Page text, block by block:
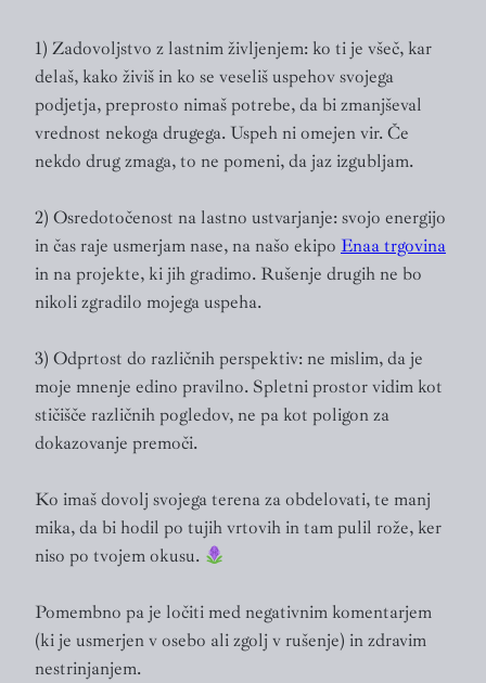
1) Zadovoljstvo z lastnim življenjem: ko ti je všeč, kar
delaš, kako živiš in ko se veseliš uspehov svojega
podjetja, preprosto nimaš potrebe, da bi zmanjševal
vrednost nekoga drugega. Uspeh ni omejen vir. Če
nekdo drug zmaga, to ne pomeni, da jaz izgubljam.
2) Osredotočenost na lastno ustvarjanje: svojo energijo
in čas raje usmerjam nase, na našo ekipo Enaa trgovina
in na projekte, ki jih gradimo. Rušenje drugih ne bo
nikoli zgradilo mojega uspeha.
3) Odprtost do različnih perspektiv: ne mislim, da je
moje mnenje edino pravilno. Spletni prostor vidim kot
stičišče različnih pogledov, ne pa kot poligon za
dokazovanje premoči.
Ko imaš dovolj svojega terena za obdelovati, te manj
mika, da bi hodil po tujih vrtovih in tam pulil rože, ker
niso po tvojem okusu.
Pomembno pa je ločiti med negativnim komentarjem
(ki je usmerjen v osebo ali zgolj v rušenje) in zdravim
nestrinjanjem.